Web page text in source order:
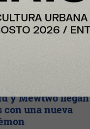
y Mewtwo llegan
con una nueva